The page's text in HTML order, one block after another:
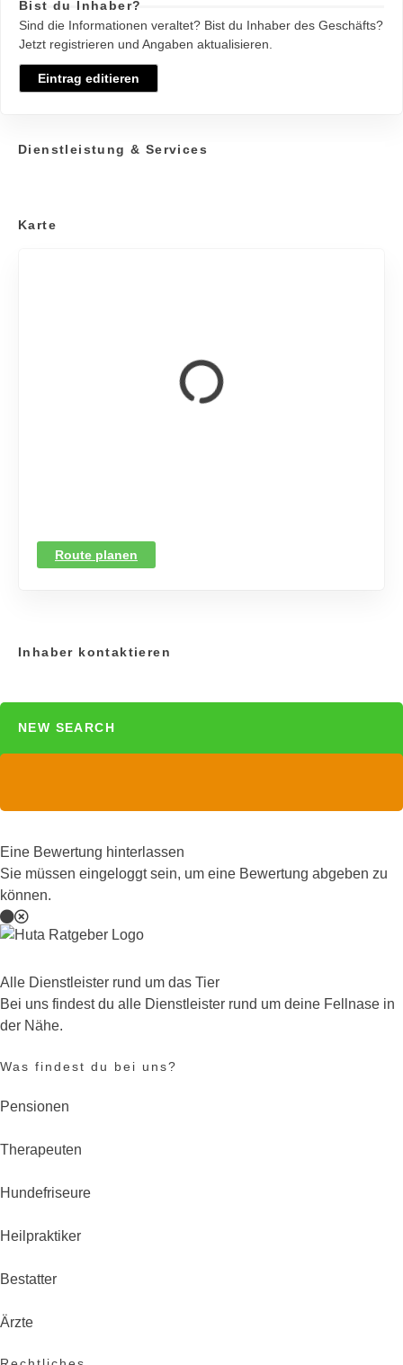
Bist du Inhaber?
Sind die Informationen veraltet? Bist du Inhaber des Geschäfts?
Jetzt registrieren und Angaben aktualisieren.
Eintrag editieren
Dienstleistung & Services
Karte
Route planen
Inhaber kontaktieren
NEW SEARCH
Eine Bewertung hinterlassen
Sie müssen eingeloggt sein, um eine Bewertung abgeben zu
können.
Alle Dienstleister rund um das Tier
Bei uns findest du alle Dienstleister rund um deine Fellnase in
der Nähe.
Was findest du bei uns?
Pensionen
Therapeuten
Hundefriseure
Heilpraktiker
Bestatter
Ärzte